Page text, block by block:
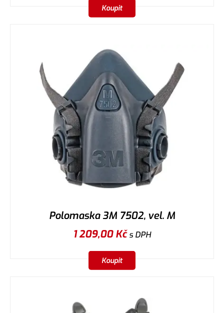
Koupit
Polomaska 3M 7502, vel. M
1 209,00Kčs DPH
Koupit